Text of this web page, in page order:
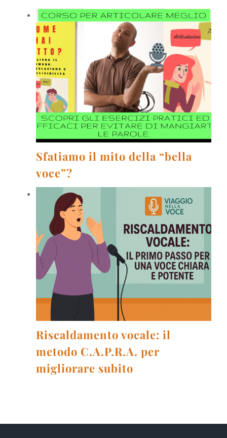
Sfatiamo il mito della “bella
voce”?
Riscaldamento vocale: il
metodo C.A.P.R.A. per
migliorare subito